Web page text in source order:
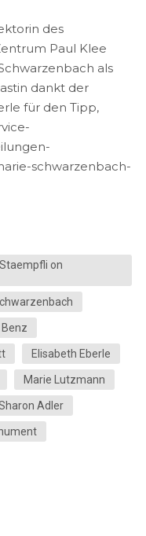
des
Paul Klee
als
dankt der
für den Tipp,
schwarzenbach-
on
Elisabeth Eberle
Marie Lutzmann
Adler